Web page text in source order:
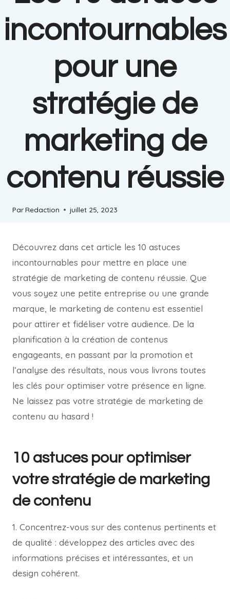
incontournables
pour une
stratégie de
marketing de
contenu réussie
ParRedaction juillet 25, 2023
Découvrez dans cet article les 10 astuces
incontournables pour mettre en place une
stratégie de marketing de contenu réussie. Que
vous soyez une petite entreprise ou une grande
marque, le marketing de contenu est essentiel
pour attirer et fidéliser votre audience. De la
planification à la création de contenus
engageants, en passant par la promotion et
l’analyse des résultats, nous vous livrons toutes
les clés pour optimiser votre présence en ligne.
Ne laissez pas votre stratégie de marketing de
contenu au hasard !
10 astuces pour optimiser
votre stratégie de marketing
de contenu
1. Concentrez-vous sur des contenus pertinents et
de qualité : développez des articles avec des
informations précises et intéressantes, et un
design cohérent.